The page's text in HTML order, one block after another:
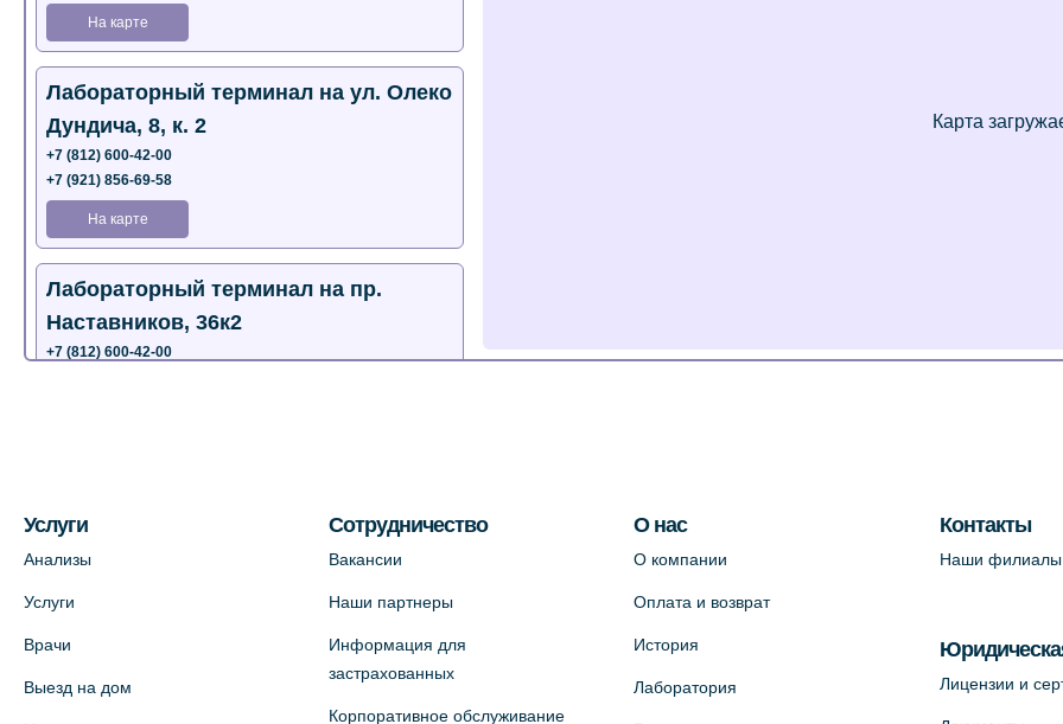
На карте
Лабораторный терминал на ул. Олеко
Дундича, 8, к. 2
+7 (812) 600-42-00
+7 (921) 856-69-58
На карте
Лабораторный терминал на пр.
Наставников, 36к2
+7 (812) 600-42-00
Пестеля, 25А
Медицинский центр на Богатырском
пр., 4 (официальный партнер)
Услуги
Анализы
Услуги
Врачи
Выезд на дом
Сотрудничество
Вакансии
Наши партнеры
Информация для
застрахованных
Корпоративное обслуживание
О нас
О компании
Оплата и возврат
История
Лаборатория
Контакты
Наши филиалы
Лицензии и